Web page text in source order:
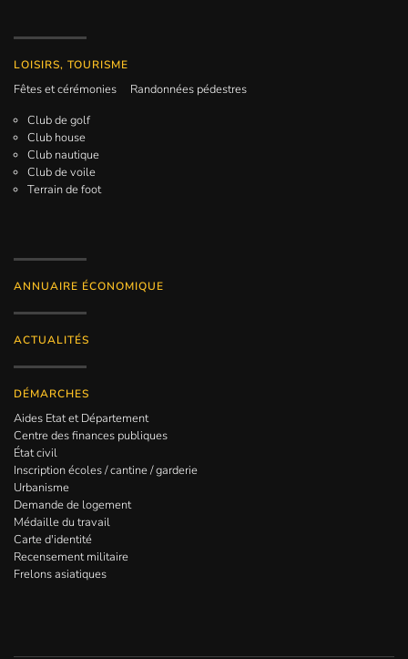
LOISIRS, TOURISME
Fêtes et cérémonies
Randonnées pédestres
Club de golf
Club house
Club nautique
Club de voile
Terrain de foot
ANNUAIRE ÉCONOMIQUE
ACTUALITÉS
DÉMARCHES
Aides Etat et Département
Centre des finances publiques
État civil
Inscription écoles / cantine / garderie
Urbanisme
Demande de logement
Médaille du travail
Carte d'identité
Recensement militaire
Frelons asiatiques